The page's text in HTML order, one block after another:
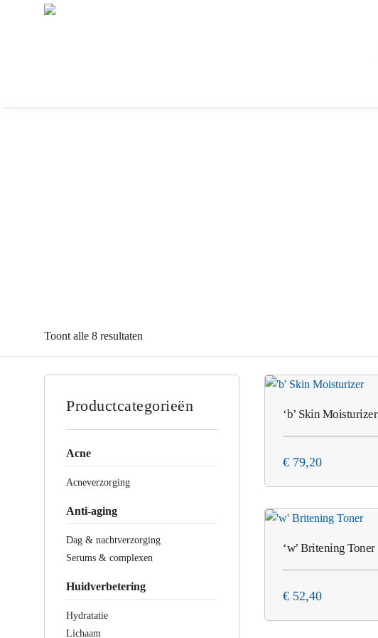
Toont alle 8 resultaten
‘b’ Skin Moisturizer
€ 79,20
‘w’ Britening Toner
€ 52,40
Productcategorieën
Acne
Acneverzorging
Anti-aging
Dag & nachtverzorging
Serums & complexen
Huidverbetering
Hydratatie
Lichaam